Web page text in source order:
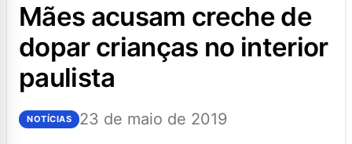
mães acusam creche de
dopar crianças no interior
paulista
NOTÍCIAS 23 de maio de 2019